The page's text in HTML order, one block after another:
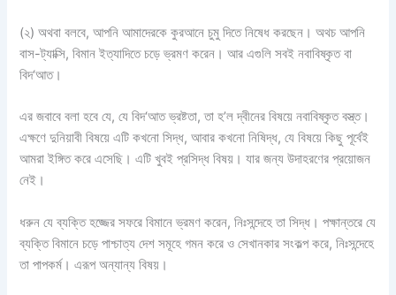
(২) অথবা বলবে, আপনি আমাদেরকে কুরআনে চুমু দিতে নিষেধ করছেন। অথচ আপনি
বাস-ট্যাক্সি, বিমান ইত্যাদিতে চড়ে ভ্রমণ করেন। আর এগুলি সবই নবাবিষ্কৃত বা
বিদ‘আত।
এর জবাবে বলা হবে যে, যে বিদ‘আত ভ্রষ্টতা, তা হ’ল দ্বীনের বিষয়ে নবাবিষ্কৃত বস্ত্ত।
এক্ষণে দুনিয়াবী বিষয়ে এটি কখনো সিদ্ধ, আবার কখনো নিষিদ্ধ, যে বিষয়ে কিছু পূর্বেই
আমরা ইঙ্গিত করে এসেছি। এটি খুবই প্রসিদ্ধ বিষয়। যার জন্য উদাহরণের প্রয়োজন
নেই।
ধরুন যে ব্যক্তি হজ্জের সফরে বিমানে ভ্রমণ করেন, নিঃসন্দেহে তা সিদ্ধ। পক্ষান্তরে যে
ব্যক্তি বিমানে চড়ে পাশ্চাত্য দেশ সমূহে গমন করে ও সেখানকার সংকল্প করে, নিঃসন্দেহে
তা পাপকর্ম। এরূপ অন্যান্য বিষয়।